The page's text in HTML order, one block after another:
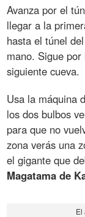
Avanza por el
llegar a la
hasta el túnel
mano. Sigue
siguiente cueva.
Usa la máquina
los dos bulbos
para que no
zona verás una
el gigante que
Magatama de